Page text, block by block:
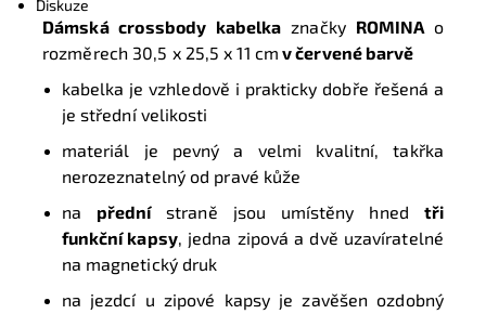
Diskuze
Dámská crossbody kabelkaznačkyROMINA o
rozměrech 30,5 x 25,5 x 11 cm v červené barvě
kabelka je vzhledově i prakticky dobře řešená a
je střední velikosti
materiál je pevný a velmi kvalitní, takřka
nerozeznatelný od pravé kůže
na přednístraně jsou umístěny hned tři
funkční kapsy, jedna zipová a dvě uzavíratelné
na magnetický druk
na jezdcí u zipové kapsy je zavěšen ozdobný